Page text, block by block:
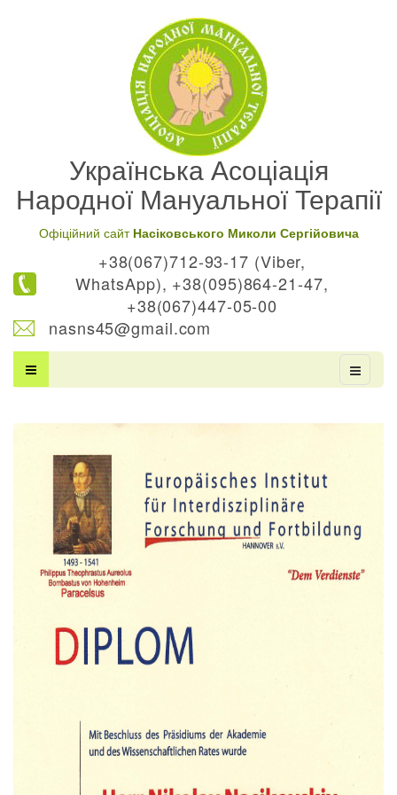
Українська Асоціація
Народної Мануальної Терапії
Офіційний сайт Насіковського Миколи Сергійовича
+38(067)712-93-17 (Viber,
WhatsApp), +38(095)864-21-47,
+38(067)447-05-00
nasns45@gmail.com